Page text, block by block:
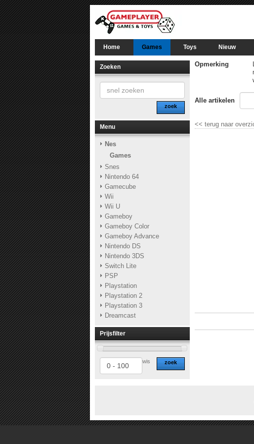
Home Games Toys Nieuw
Zoeken
zoek
Menu
Nes
Games
Snes
Nintendo 64
Gamecube
Wii
Wii U
Gameboy
Gameboy Color
Gameboy Advance
Nintendo DS
Nintendo 3DS
Switch Lite
PSP
Playstation
Playstation 2
Playstation 3
Dreamcast
Prijsfilter
zoek
wis
Opmerking
Alle artikelen
<< terug naar